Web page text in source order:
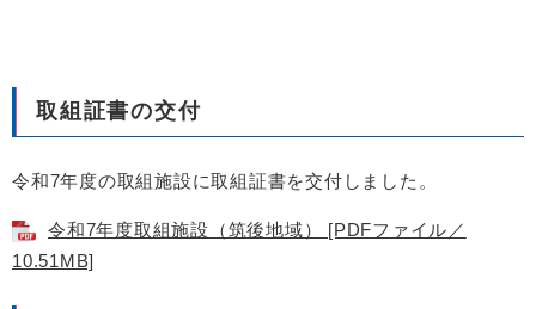
取組証書の交付
令和7年度の取組施設に取組証書を交付しました。
令和7年度取組施設（筑後地域） [PDFファイル／
10.51MB]